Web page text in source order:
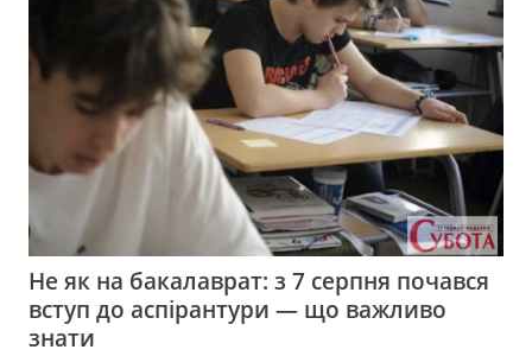
Не як на бакалаврат: з 7 серпня почався
вступ до аспірантури — що важливо
знати